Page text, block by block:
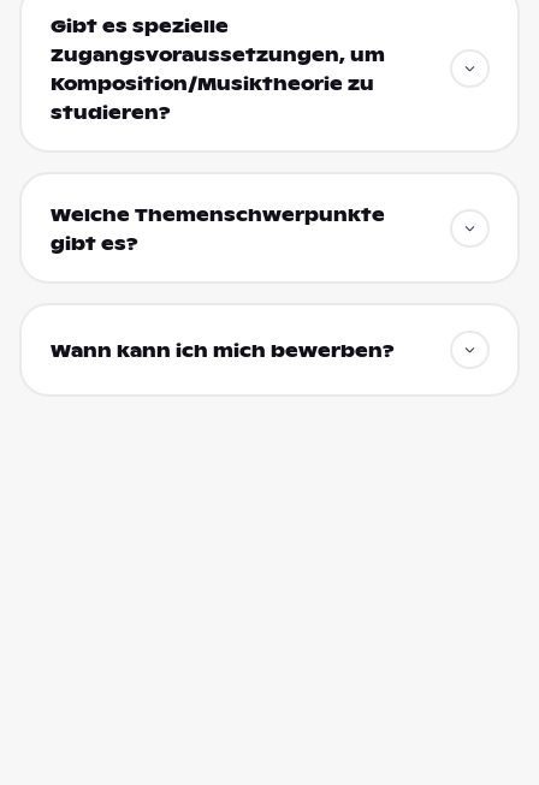
Gibt es spezielle
Zugangsvoraussetzungen, um
Komposition/Musiktheorie zu
studieren?
Welche Themenschwerpunkte
gibt es?
Wann kann ich mich bewerben?